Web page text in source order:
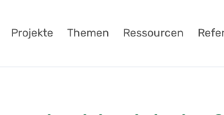
Projekte Themen Ressourcen